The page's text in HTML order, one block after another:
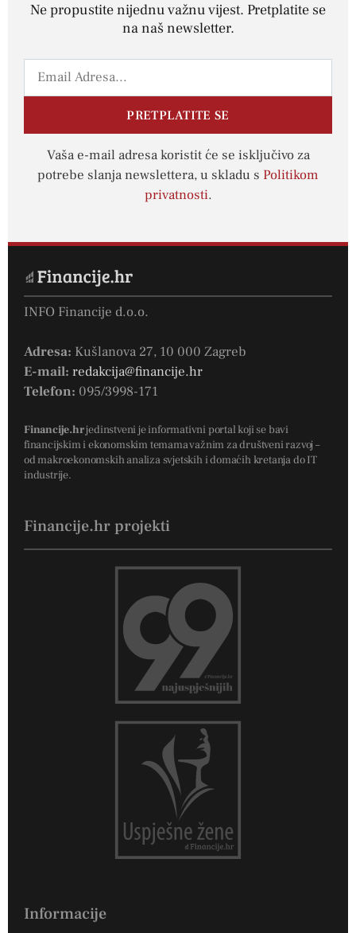
Ne propustite nijednu važnu vijest. Pretplatite se
na naš newsletter.
PRETPLATITE SE
Vaša e-mail adresa koristit će se isključivo za
potrebe slanja newslettera, u skladu s Politikom
privatnosti.
INFO Financije d.o.o.
Adresa: Kušlanova 27, 10 000 Zagreb
E-mail: redakcija@financije.hr
Telefon: 095/3998-171
Financije.hrjedinstveni je informativni portal koji se bavi
financijskim i ekonomskim temama važnim za društveni razvoj –
od makroekonomskih analiza svjetskih i domaćih kretanja do IT
industrije.
Financije.hr projekti
Informacije